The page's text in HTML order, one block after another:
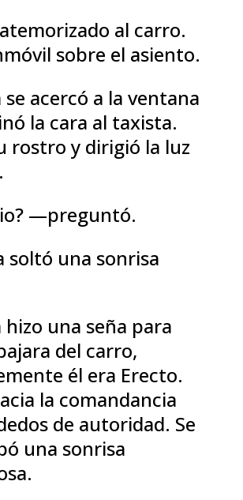
al carro.
sobre el asiento.
se acercó a la ventana
la cara al taxista.
rostro y dirigió la luz
—preguntó.
soltó una sonrisa
hizo una seña para
del carro,
él era Erecto.
la comandancia
de autoridad. Se
una sonrisa